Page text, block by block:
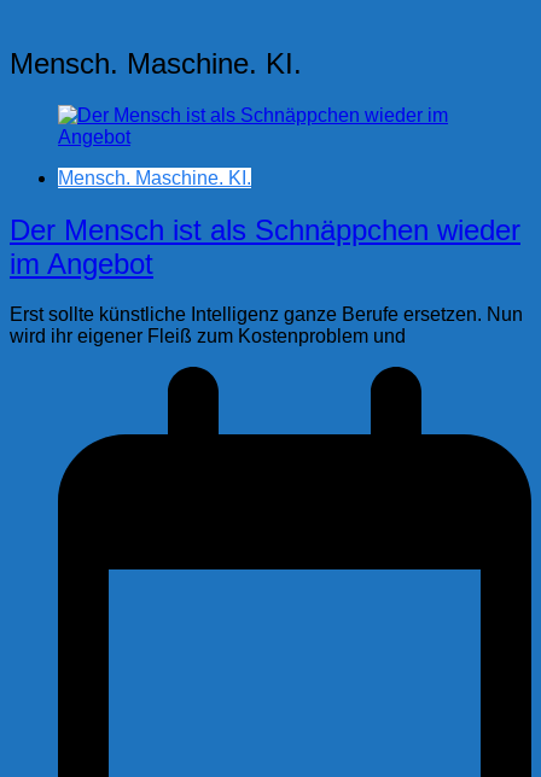
Mensch. Maschine. KI.
Mensch. Maschine. KI.
Der Mensch ist als Schnäppchen wieder
im Angebot
Erst sollte künstliche Intelligenz ganze Berufe ersetzen. Nun
wird ihr eigener Fleiß zum Kostenproblem und